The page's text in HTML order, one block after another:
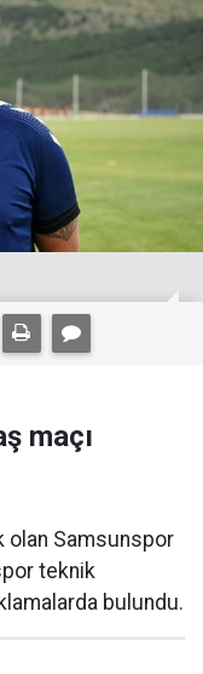
maçı
Samsunspor
teknik
bulundu.